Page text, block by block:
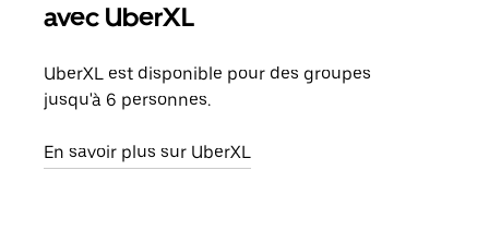
avec UberXL
UberXL est disponible pour des groupes
jusqu'à 6 personnes.
En savoir plus sur UberXL